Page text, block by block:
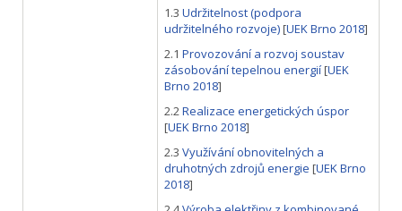
1.3 Udržitelnost (podpora
udržitelného rozvoje)[UEK Brno 2018]
2.1 Provozování a rozvoj soustav
zásobování tepelnou energií[UEK
Brno 2018]
2.2Realizace energetických úspor
[UEK Brno 2018]
2.3 Využívání obnovitelných a
druhotných zdrojů energie [UEK Brno
2018]